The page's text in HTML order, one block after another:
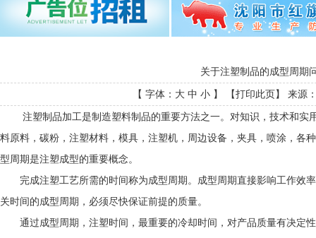
关于注塑制品的成型周期
【 字体： 大 中 小 】 【打印此页 】 来源
注塑制品加工是制造塑料制品的重要方法之一。对知识，技术和实
料原料，碳粉，注塑材料，模具，注塑机，周边设备，夹具，喷涂，各
型周期是注塑成型的重要概念。
完成注塑工艺所需的时间称为成型周期。成型周期直接影响工作效
关时间的成型周期，必须尽快保证前提的质量。
通过成型周期，注塑时间，最重要的冷却时间，对产品质量有决定